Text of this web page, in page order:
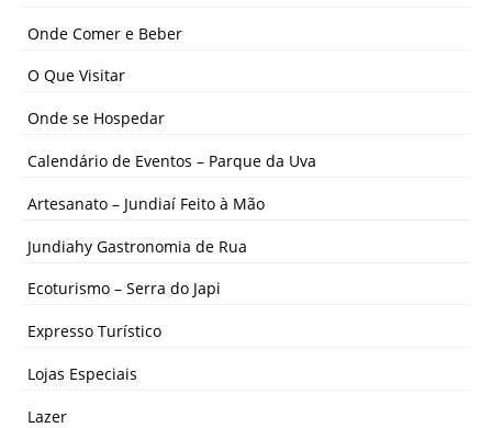
Onde Comer e Beber
O Que Visitar
Onde se Hospedar
Calendário de Eventos – Parque da Uva
Artesanato – Jundiaí Feito à Mão
Jundiahy Gastronomia de Rua
Ecoturismo – Serra do Japi
Expresso Turístico
Lojas Especiais
Lazer